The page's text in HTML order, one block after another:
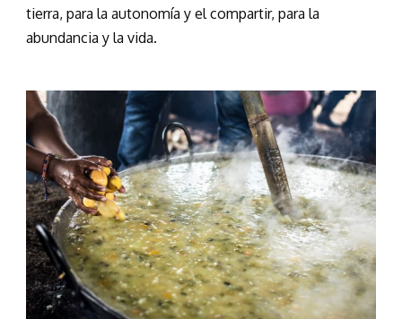
tierra, para la autonomía y el compartir, para la
abundancia y la vida.